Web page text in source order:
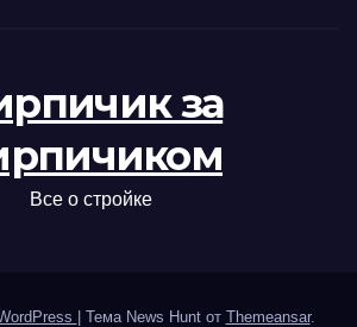
за
Все о стройке
Тема News Hunt от Themeansar.